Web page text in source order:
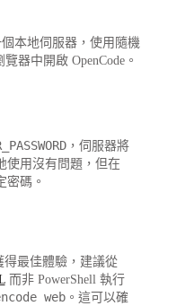
個本地伺服器，使用隨機
器中開啟 OpenCode。
，伺服器將
使用沒有問題，但在
密碼。
得最佳體驗，建議從
而非 PowerShell 執行
web。這可以確